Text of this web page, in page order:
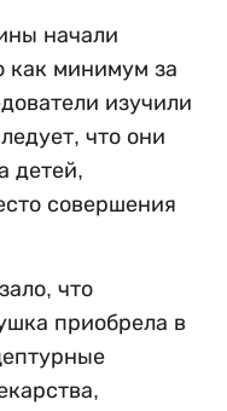
начали
как минимум за
изучили
что они
детей,
совершения
что
приобрела в